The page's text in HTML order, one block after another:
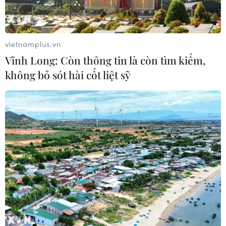
TinAI?, kêu gọi "kiểm trước tin sau"
trong kỷ nguyên AI
31/07/2026 06:25
Nghĩa cử cao đẹp của lao động Việt
Nam lan tỏa trên truyền thông Nhật
Bản
31/07/2026 04:02
Báo chí cách mạng khẳng định vai
trò dòng chảy thông tin chủ lưu, là
tiếng nói của Đảng và nhân dân
30/07/2026 13:52
Trưởng Ban Tuyên giáo và Dân vận
vietnamplus.vn
Vĩnh Long: Còn thông tin là còn tìm kiếm,
không bỏ sót hài cốt liệt sỹ